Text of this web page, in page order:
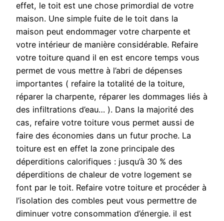
effet, le toit est une chose primordial de votre
maison. Une simple fuite de le toit dans la
maison peut endommager votre charpente et
votre intérieur de manière considérable. Refaire
votre toiture quand il en est encore temps vous
permet de vous mettre à l’abri de dépenses
importantes ( refaire la totalité de la toiture,
réparer la charpente, réparer les dommages liés à
des infiltrations d’eau… ). Dans la majorité des
cas, refaire votre toiture vous permet aussi de
faire des économies dans un futur proche. La
toiture est en effet la zone principale des
déperditions calorifiques : jusqu’à 30 % des
déperditions de chaleur de votre logement se
font par le toit. Refaire votre toiture et procéder à
l’isolation des combles peut vous permettre de
diminuer votre consommation d’énergie. il est